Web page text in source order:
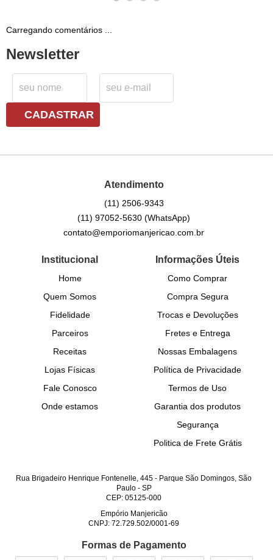
Carregando comentários ...
Newsletter
CADASTRAR
Atendimento
(11) 2506-9343
(11) 97052-5630(WhatsApp)
contato@emporiomanjericao.com.br
Institucional
Home
Quem Somos
Fidelidade
Parceiros
Receitas
Lojas Físicas
Fale Conosco
Onde estamos
Informações Úteis
Como Comprar
Compra Segura
Trocas e Devoluções
Fretes e Entrega
Nossas Embalagens
Política de Privacidade
Termos de Uso
Garantia dos produtos
Segurança
Politica de Frete Grátis
Rua Brigadeiro Henrique Fontenelle, 445 - Parque São Domingos, São
Paulo- SP
CEP: 05125-000
Empório Manjericão
CNPJ: 72.729.502/0001-69
Formas de Pagamento